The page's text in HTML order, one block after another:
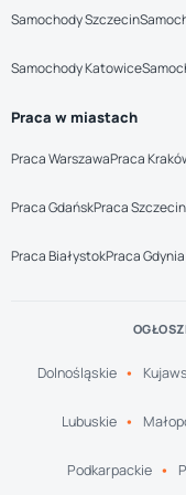
Samochody Szczecin
Samochody Katowice
Praca w miastach
Praca WarszawaPraca
Praca GdańskPraca Szczecin
Praca BiałystokPraca Gdynia
Dolnośląskie
Lubuskie
Podkarpackie